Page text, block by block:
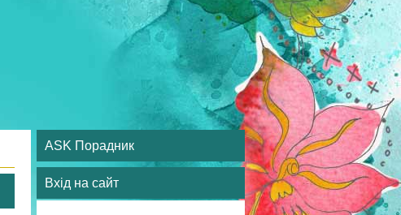
ASK Порадник
Вхід на сайт